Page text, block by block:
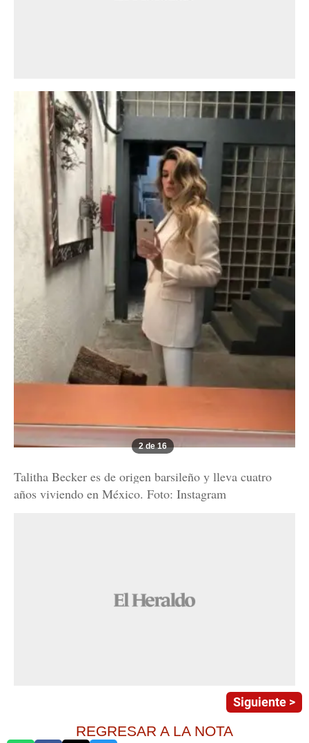
2 de 16
Talitha Becker es de origen barsileño y lleva cuatro
años viviendo en México. Foto: Instagram
Siguiente >
REGRESAR A LA NOTA